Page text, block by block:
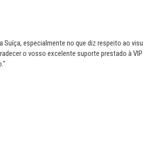
especialmente no que diz respeito ao
o vosso excelente suporte prestado à